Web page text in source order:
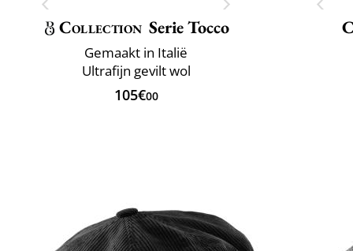
Collection Serie Tocco
Gemaakt in Italië
Ultrafijn gevilt wol
105€00